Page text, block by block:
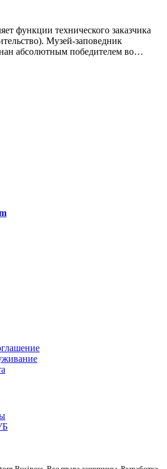
функции технического заказчика
Музей-заповедник
абсолютным победителем во…